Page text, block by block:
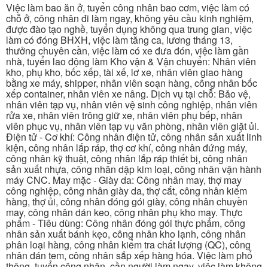
Việc làm bao ăn ở, tuyển công nhân bao cơm, việc làm có
chỗ ở, công nhân đi làm ngay, không yêu cầu kinh nghiệm,
được đào tạo nghề, tuyển dụng không qua trung gian, việc
làm có đóng BHXH, việc làm tăng ca, lương tháng 13,
thưởng chuyên cần, việc làm có xe đưa đón, việc làm gần
nhà, tuyển lao động làm Kho vận & Vận chuyển: Nhân viên
kho, phụ kho, bốc xếp, tài xế, lơ xe, nhân viên giao hàng
bằng xe máy, shipper, nhân viên soạn hàng, công nhân bốc
xếp container, nhân viên xe nâng. Dịch vụ tại chỗ: Bảo vệ,
nhân viên tạp vụ, nhân viên vệ sinh công nghiệp, nhân viên
rửa xe, nhân viên trông giữ xe, nhân viên phụ bếp, nhân
viên phục vụ, nhân viên tạp vụ văn phòng, nhân viên giặt ủi.
Điện tử - Cơ khí: Công nhân điện tử, công nhân sản xuất linh
kiện, công nhân lắp ráp, thợ cơ khí, công nhân đứng máy,
công nhân kỹ thuật, công nhân lắp ráp thiết bị, công nhân
sản xuất nhựa, công nhân dập kim loại, công nhân vận hành
máy CNC. May mặc - Giày da: Công nhân may, thợ may
công nghiệp, công nhân giày da, thợ cắt, công nhân kiểm
hàng, thợ ủi, công nhân đóng gói giày, công nhân chuyền
may, công nhân dán keo, công nhân phụ kho may. Thực
phẩm - Tiêu dùng: Công nhân đóng gói thực phẩm, công
nhân sản xuất bánh kẹo, công nhân kho lạnh, công nhân
phân loại hàng, công nhân kiểm tra chất lượng (QC), công
nhân dán tem, công nhân sắp xếp hàng hóa. Việc làm phổ